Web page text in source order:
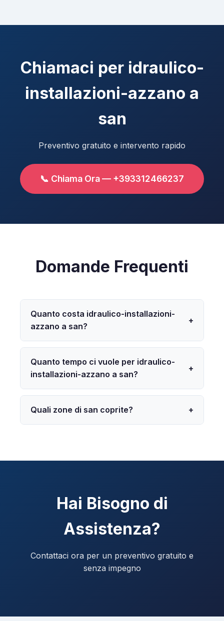
Chiamaci per idraulico-
installazioni-azzano a
san
Preventivo gratuito e intervento rapido
📞 Chiama Ora — +393312466237
Domande Frequenti
Quanto costa idraulico-installazioni-
azzano a san?
+
Quanto tempo ci vuole per idraulico-
installazioni-azzano a san?
+
Quali zone di san coprite? +
Hai Bisogno di
Assistenza?
Contattaci ora per un preventivo gratuito e
senza impegno